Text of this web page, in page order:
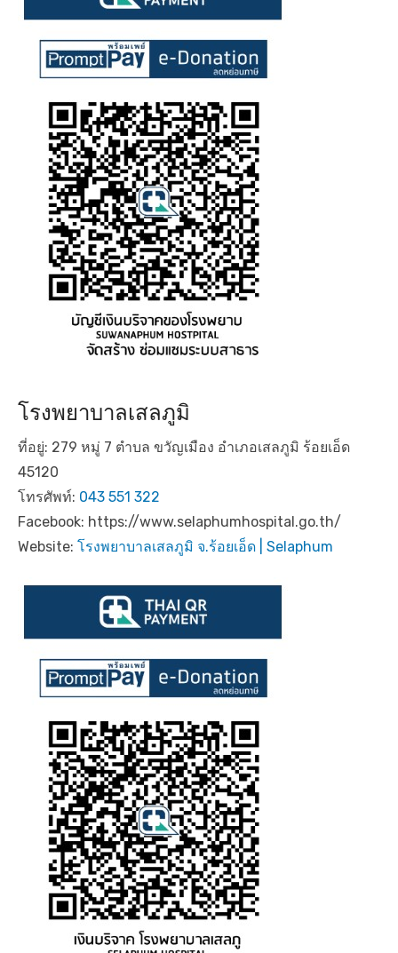
โรงพยาบาลเสลภูมิ
ที่อยู่: 279 หมู่ 7 ตำบล ขวัญเมือง อำเภอเสลภูมิ ร้อยเอ็ด
45120
โทรศัพท์: 043 551 322
Facebook: https://www.selaphumhospital.go.th/
Website: โรงพยาบาลเสลภูมิ จ.ร้อยเอ็ด | Selaphum